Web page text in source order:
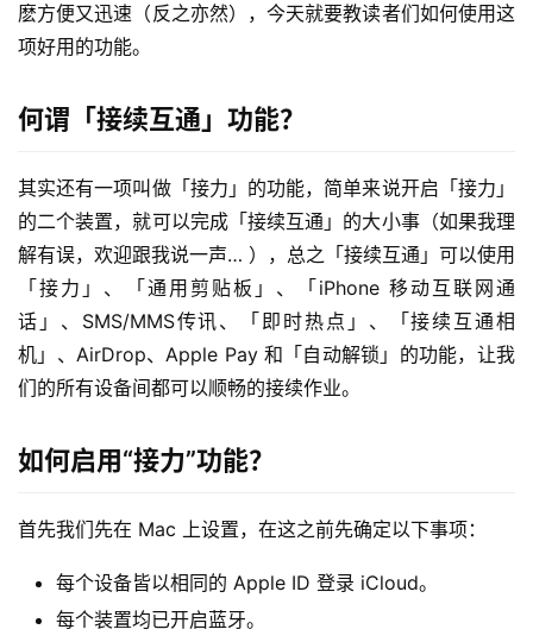
麽方便又迅速（反之亦然），今天就要教读者们如何使用这
项好用的功能。
何谓「接续互通」功能？
其实还有一项叫做「接力」的功能，简单来说开启「接力」
的二个装置，就可以完成「接续互通」的大小事（如果我理
解有误，欢迎跟我说一声… ），总之「接续互通」可以使用
「接力」、「通用剪贴板」、「iPhone 移动互联网通
话」、SMS/MMS传讯、「即时热点」、「接续互通相
机」、AirDrop、Apple Pay 和「自动解锁」的功能，让我
们的所有设备间都可以顺畅的接续作业。
如何启用“接力”功能？
首先我们先在 Mac 上设置，在这之前先确定以下事项：
每个设备皆以相同的 Apple ID 登录 iCloud。
每个装置均已开启蓝牙。